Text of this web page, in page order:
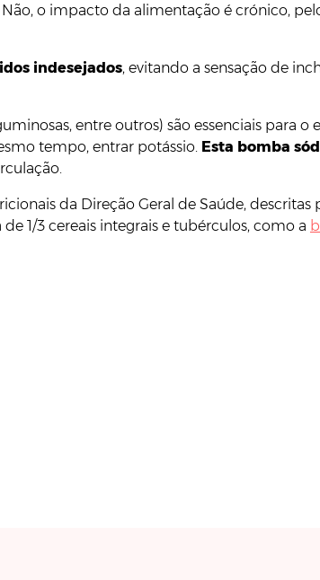
o impacto da alimentação é crónico,
indesejados, evitando a sensação de
entre outros) são essenciais para
tempo, entrar potássio. Esta bomba
da Direção Geral de Saúde, descritas
1/3 cereais integrais e tubérculos, como a